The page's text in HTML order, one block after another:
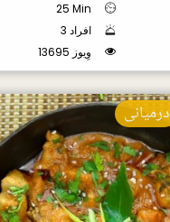
25 Min
3 افراد
13695 وِیوز
درمیانی